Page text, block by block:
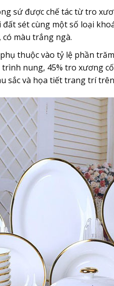
sứ được chế tác từ tro
sét cùng một số loại
màu trắng ngà.
thuộc vào tỷ lệ phần
nung, 45% tro xương
sắc và họa tiết trang trí